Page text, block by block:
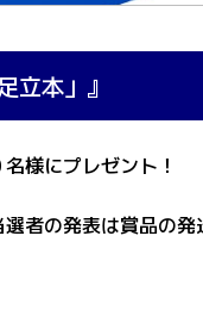
立本」』
名様にプレゼント！
者の発表は賞品の発